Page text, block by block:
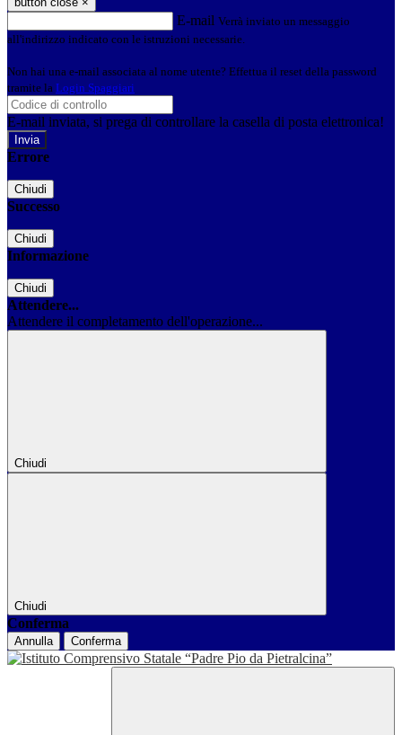
E-mail Verrà inviato un messaggio
all'indirizzo indicato con le istruzioni necessarie.
Non hai una e-mail associata al nome utente? Effettua il reset della password
tramite la Login Spaggiari
E-mail inviata, si prega di controllare la casella di posta elettronica!
Errore
Chiudi
Successo
Chiudi
Informazione
Chiudi
Attendere...
Attendere il completamento dell'operazione...
Chiudi
Chiudi
Conferma
Annulla Conferma